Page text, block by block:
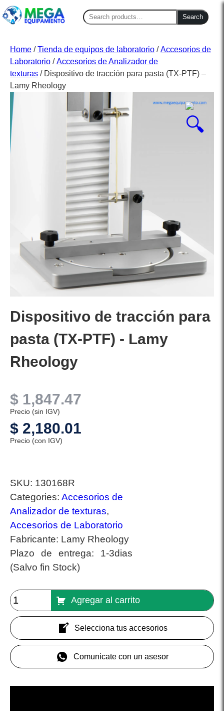
Search
for:
Search
Home /Tienda de equipos de laboratorio /Accesorios de
Laboratorio /Accesorios de Analizador de
texturas / Dispositivo de tracción para pasta (TX-PTF) –
Lamy Rheology
Dispositivo de tracción para
pasta (TX-PTF) - Lamy
Rheology
$ 1,847.47
Precio (sin IGV)
$ 2,180.01
Precio (con IGV)
SKU: 130168R
Categories: Accesorios de
Analizador de texturas,
Accesorios de Laboratorio
Fabricante: Lamy Rheology
Plazo de entrega: 1-3dias
(Salvo fin Stock)
Agregar al carrito
Selecciona tus accesorios
Comunicate con un asesor